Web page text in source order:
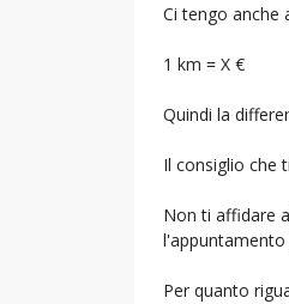
Ci tengo anche
1 km = X €
Quindi la
Il consiglio che
Non ti affidare
Per quanto